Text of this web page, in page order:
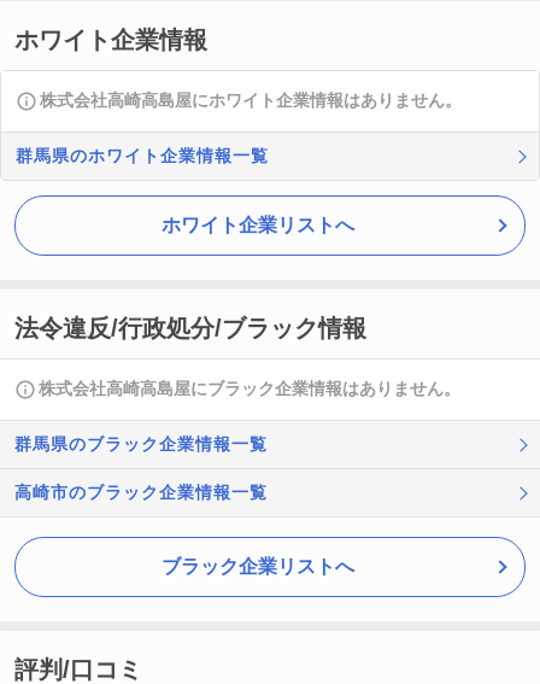
ホワイト企業情報
株式会社高崎高島屋にホワイト企業情報はありません。
群馬県のホワイト企業情報一覧
ホワイト企業リストへ
法令違反/行政処分/ブラック情報
株式会社高崎高島屋にブラック企業情報はありません。
群馬県のブラック企業情報一覧
高崎市のブラック企業情報一覧
ブラック企業リストへ
評判/口コミ